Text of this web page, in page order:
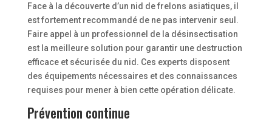
Face à la découverte d’un nid de frelons asiatiques, il
est fortement recommandé de ne pas intervenir seul.
Faire appel à un professionnel de la désinsectisation
est la meilleure solution pour garantir une destruction
efficace et sécurisée du nid. Ces experts disposent
des équipements nécessaires et des connaissances
requises pour mener à bien cette opération délicate.
Prévention continue